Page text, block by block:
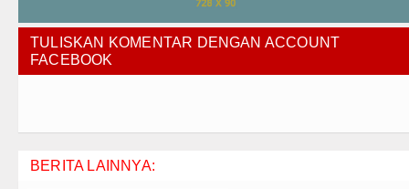
TULISKAN KOMENTAR DENGAN ACCOUNT
FACEBOOK
BERITA LAINNYA: